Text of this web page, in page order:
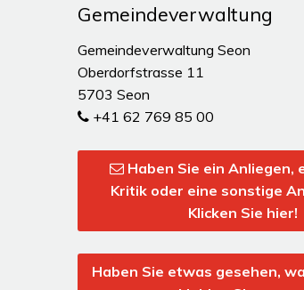
Gemeindeverwaltung
Gemeindeverwaltung Seon
Oberdorfstrasse 11
5703 Seon
+41 62 769 85 00
Haben Sie ein Anliegen,
Kritik oder eine sonstige
Klicken Sie hier!
Haben Sie etwas gesehen,